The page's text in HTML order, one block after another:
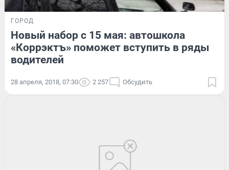
ГОРОД
Новый набор с 15 мая: автошкола
«Коррэктъ» поможет вступить в ряды
водителей
28 апреля, 2018, 07:30 2 257 Обсудить